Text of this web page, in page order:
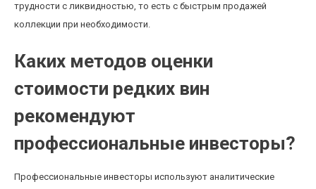
трудности с ликвидностью, то есть с быстрым продажей
коллекции при необходимости.
Каких методов оценки
стоимости редких вин
рекомендуют
профессиональные инвесторы?
Профессиональные инвесторы используют аналитические